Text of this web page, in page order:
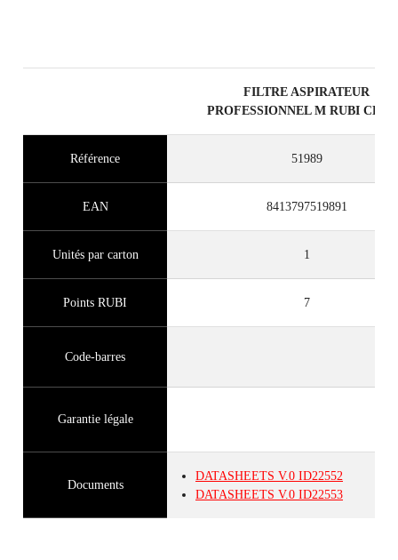
RUBI
GARANTIE GRATUITE
PROLONGÉE SUR LES
PRODUITS ÉLIGIBLES
FILTRE ASPIRATEUR
PROFESSIONNEL M RUBI
Référence 51989
EAN 8413797519891
Unités par carton 1
Points RUBI 7
Code-barres
Garantie légale
Documents
DATASHEETS V.0 ID22552
DATASHEETS V.0 ID22553